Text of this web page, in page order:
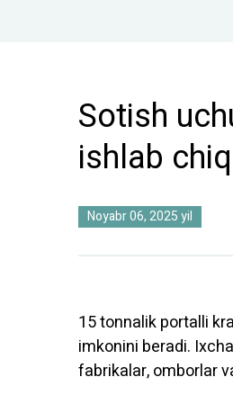
Sotish
ishlab
Noyabr 06, 2025 yil
15 tonnalik portalli
imkonini beradi.
fabrikalar, omborlar